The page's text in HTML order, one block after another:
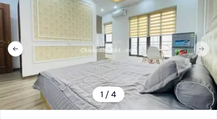
Previous slide
1 / 4